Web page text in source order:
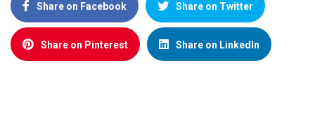
Share on Facebook Share on Twitter
Share on Pinterest Share on LinkedIn